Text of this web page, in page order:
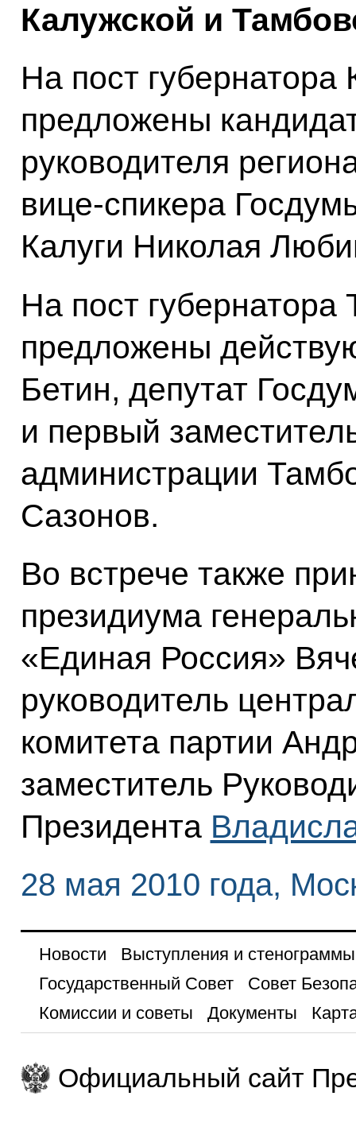
Калужской и
На пост губернатора
предложены
руководителя
вице-спикера
Калуги Николая
На пост губернатора
предложены
Бетин, депутат
и первый
администрации
Сазонов.
Во встрече также
президиума
«Единая Россия»
руководитель
комитета партии
заместитель
Президента
28 мая 2010 года,
Новости
Выступления и стенограммы
Государственный Совет
Совет
Комиссии и советы
Документы
Официальный сайт